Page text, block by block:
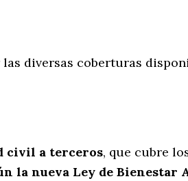
diversas coberturas
civil a terceros, que cubre
la nueva Ley de Bienestar